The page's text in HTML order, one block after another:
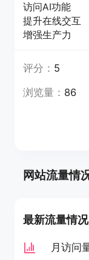
访问AI功能
提升在线交互
增强生产力
评分： 5
浏览量： 86
网站流量情
最新流量情况
月访问